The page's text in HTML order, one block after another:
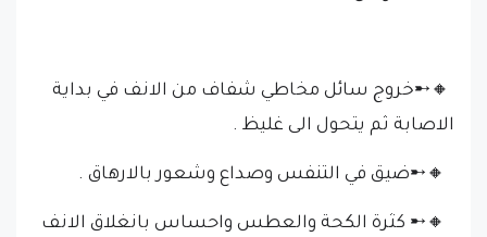
🔸➸خروج سائل مخاطي شفاف من الانف في بداية
الاصابة ثم يتحول الى غليظ .
🔸➸ضيق في التنفس وصداع وشعور بالارهاق .
🔸➸ كثرة الكحة والعطس واحساس بانغلاق الانف